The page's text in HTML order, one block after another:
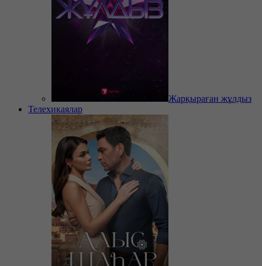
Жарқыраған жұлдыз
Телехикаялар